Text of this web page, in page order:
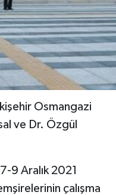
Osmangazi
ve Dr. Özgül
9 Aralık 2021
çalışma